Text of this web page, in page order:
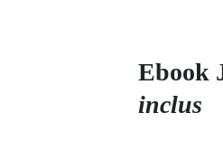
Ebook
inclus